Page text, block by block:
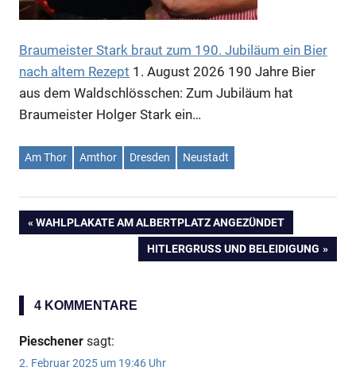
Braumeister Stark braut zum 190. Jubiläum ein Bier
nach altem Rezept 1. August 2026 190 Jahre Bier
aus dem Waldschlösschen: Zum Jubiläum hat
Braumeister Holger Stark ein…
Am Thor Amthor Dresden Neustadt
Beitragsnavigation
VORHERIGER
WAHLPLAKATE AM ALBERTPLATZ ANGEZÜNDET
NÄCHSTER
HITLERGRUSS UND BELEIDIGUNG
4 KOMMENTARE
Pieschener sagt:
2. Februar 2025 um 19:46 Uhr